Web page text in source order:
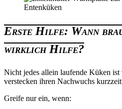
Erste Hilfe: Wann
wirklich Hilfe?
Nicht jedes allein laufende Küken ist
verstecken ihren Nachwuchs
Greife nur ein, wenn: